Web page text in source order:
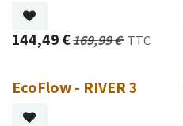
144,49€169,99€ TTC
Nouveau !
EcoFlow - RIVER 3